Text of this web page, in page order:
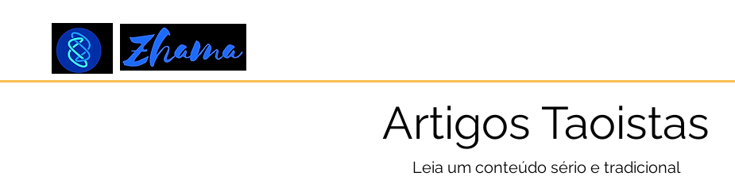
Artigos Taoistas
Leia um conteúdo sério e tradicional